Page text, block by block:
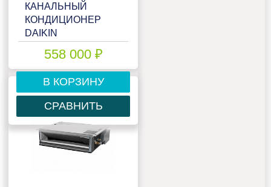
КАНАЛЬНЫЙ
КОНДИЦИОНЕР
DAIKIN
558 000 ₽
В КОРЗИНУ
СРАВНИТЬ